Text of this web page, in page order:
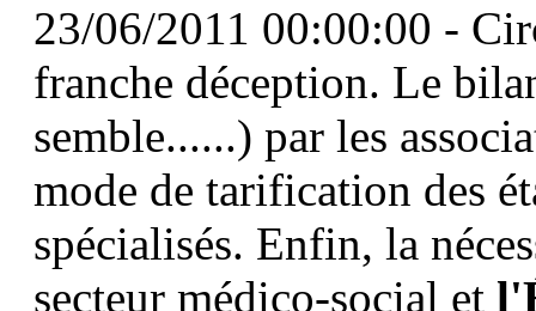
23/06/2011 00:00:00 -
franche déception. Le
semble......) par les
mode de tarification des
spécialisés. Enfin, la
secteur médico-social et